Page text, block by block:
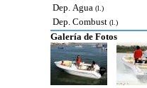
Dep. Agua (l.)
Dep. Combust (l.)
Galería de Fotos